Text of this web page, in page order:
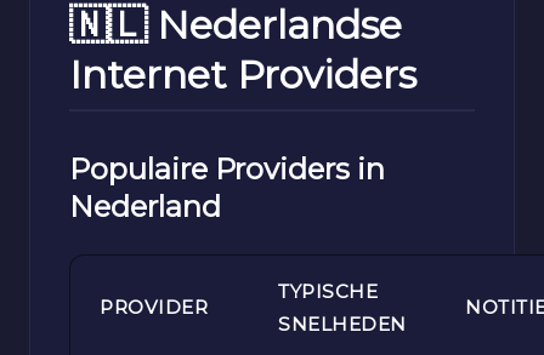
🇳🇱 Nederlandse
Internet Providers
Populaire Providers in
Nederland
PROVIDER
TYPISCHE
SNELHEDEN